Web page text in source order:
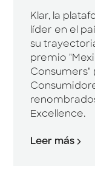
Klar, la
líder en el
su
premio
Consumers"
Excellence.
Leer más